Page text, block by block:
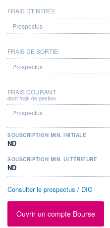
PROSPECTUS
FRAIS D'ENTRÉE
FRAIS DE SORTIE
FRAIS COURANT
dont frais de gestion
SOUSCRIPTION MIN. INITIALE
ND
SOUSCRIPTION MIN. ULTÉRIEURE
ND
Consulter le prospectus / DIC
Ouvrir un compte Bourse